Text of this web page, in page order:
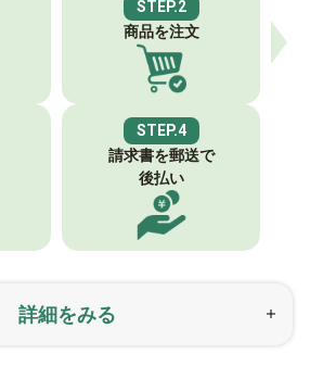
STEP.2
商品を注文
STEP.4
請求書を郵送で
後払い
詳細をみる